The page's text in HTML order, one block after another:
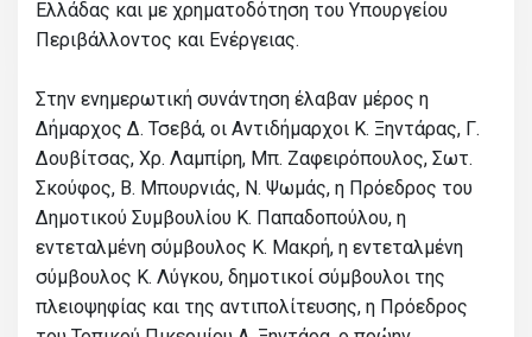
Ελλάδας και με χρηματοδότηση του Υπουργείου
Περιβάλλοντος και Ενέργειας.
Στην ενημερωτική συνάντηση έλαβαν μέρος η
Δήμαρχος Δ. Τσεβά, οι Αντιδήμαρχοι Κ. Ξηντάρας, Γ.
Δουβίτσας, Χρ. Λαμπίρη, Μπ. Ζαφειρόπουλος, Σωτ.
Σκούφος, Β. Μπουρνιάς, Ν. Ψωμάς, η Πρόεδρος του
Δημοτικού Συμβουλίου Κ. Παπαδοπούλου, η
εντεταλμένη σύμβουλος Κ. Μακρή, η εντεταλμένη
σύμβουλος Κ. Λύγκου, δημοτικοί σύμβουλοι της
πλειοψηφίας και της αντιπολίτευσης, η Πρόεδρος